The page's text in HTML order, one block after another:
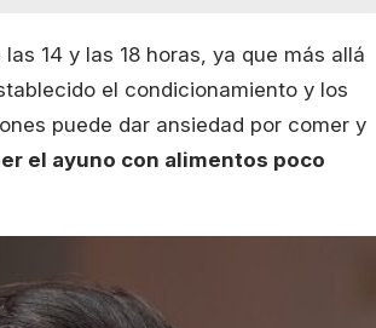
14 y las 18 horas, ya que más allá
el condicionamiento y los
puede dar ansiedad por comer y
el ayuno con alimentos poco